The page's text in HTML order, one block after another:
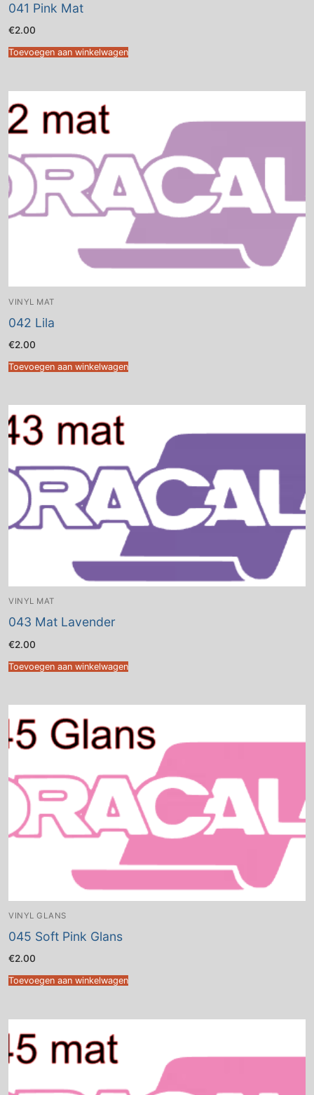
041 Pink Mat
€2.00
Toevoegen aan winkelwagen
VINYL MAT
042 Lila
€2.00
Toevoegen aan winkelwagen
VINYL MAT
043 Mat Lavender
€2.00
Toevoegen aan winkelwagen
VINYL GLANS
045 Soft Pink Glans
€2.00
Toevoegen aan winkelwagen